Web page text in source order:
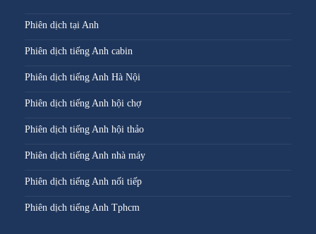
Phiên dịch tại Anh
Phiên dịch tiếng Anh cabin
Phiên dịch tiếng Anh Hà Nội
Phiên dịch tiếng Anh hội chợ
Phiên dịch tiếng Anh hội thảo
Phiên dịch tiếng Anh nhà máy
Phiên dịch tiếng Anh nối tiếp
Phiên dịch tiếng Anh Tphcm